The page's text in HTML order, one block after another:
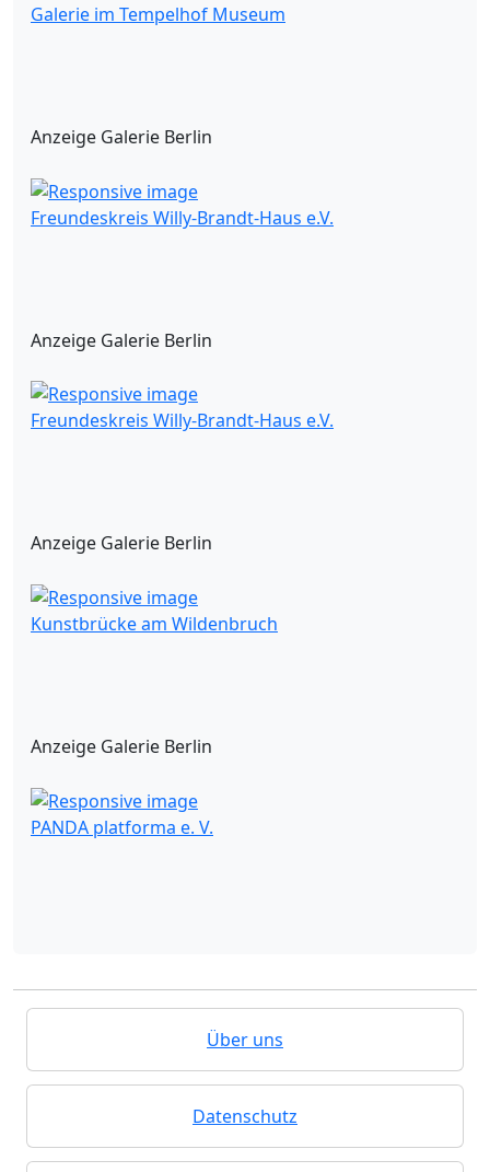
Galerie im Tempelhof Museum
Anzeige Galerie Berlin
Freundeskreis Willy-Brandt-Haus e.V.
Anzeige Galerie Berlin
Freundeskreis Willy-Brandt-Haus e.V.
Anzeige Galerie Berlin
Kunstbrücke am Wildenbruch
Anzeige Galerie Berlin
PANDA platforma e. V.
Über uns
Datenschutz